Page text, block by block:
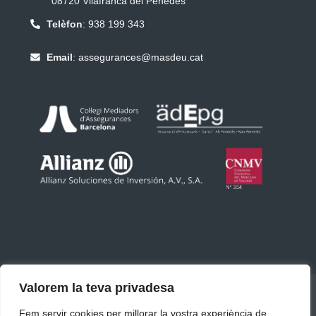
Valorem la teva privadesa
Fem servir cookies per millorar la vostra experiència de
Telèfon:938 199 343
Email:assegurances@masdeu.cat
MASDEU ASSEGURANCES AGÈNCIA ALLIANZ
ASSEGURANCES
CONTACTA